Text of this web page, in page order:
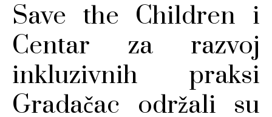
Save the Children i
Centar za razvoj
inkluzivnih praksi
Gradačac održali su